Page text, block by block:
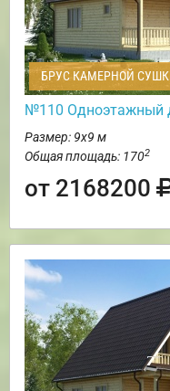
БРУС КАМЕРНОЙ
№110 Одноэтажный
Размер: 9х9 м
Общая площадь: 1702
от 2168200